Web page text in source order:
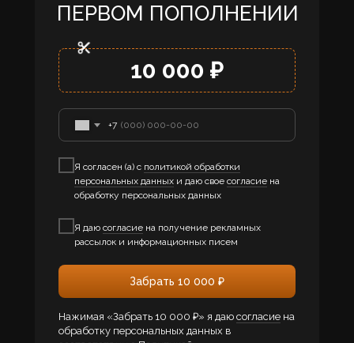
ПЕРВОМ ПОПОЛНЕНИИ
+7
Я согласен (а) с политикой обработки
персональных данных и даю свое согласие на
обработку персональных данных
Я даю согласие на получение рекламных
рассылок и информационных писем
Забрать 10 000 ₽
Нажимая «Забрать 10 000 ₽» я даю согласие на
обработку персональных данных в
10 000 ₽